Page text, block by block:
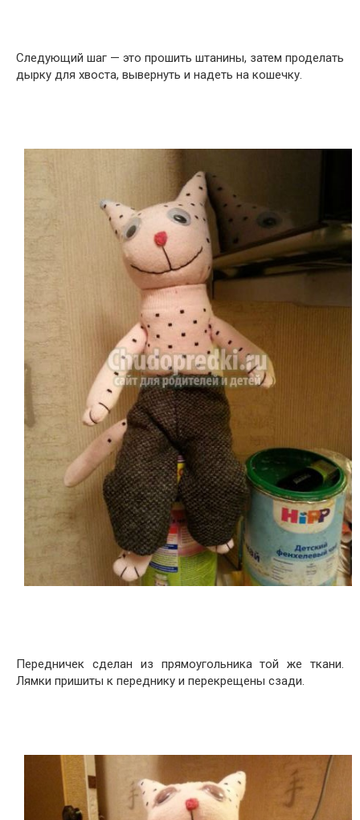
Следующий шаг — это прошить штанины, затем проделать
дырку для хвоста, вывернуть и надеть на кошечку.
Передничек сделан из прямоугольника той же ткани.
Лямки пришиты к переднику и перекрещены сзади.